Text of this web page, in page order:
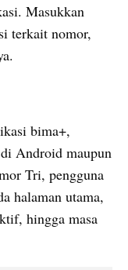
Masukkan
terkait nomor,
bima+,
Android maupun
Tri, pengguna
halaman utama,
hingga masa